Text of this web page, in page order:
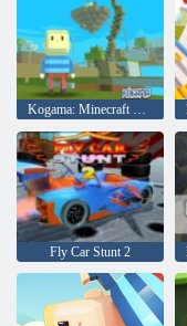
Kogama: Minecraft Sky Land
Fly Car Stunt 2